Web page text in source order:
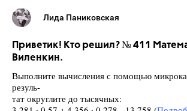
Лида Паниковская
Приветик! Кто решил? № 411
Виленкин.
Выполните вычисления с помощью
резуль-
тат округлите до тысячных: